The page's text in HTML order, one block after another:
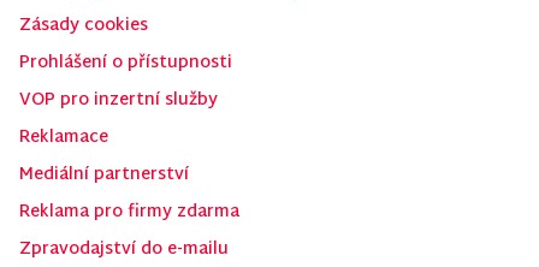
Zásady cookies
Prohlášení o přístupnosti
VOP pro inzertní služby
Reklamace
Mediální partnerství
Reklama pro firmy zdarma
Zpravodajství do e-mailu